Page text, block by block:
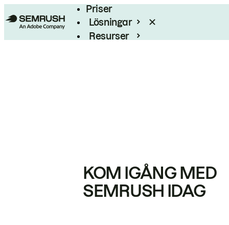
Priser
Lösningar
Resurser
KOM IGÅNG MED
SEMRUSH IDAG